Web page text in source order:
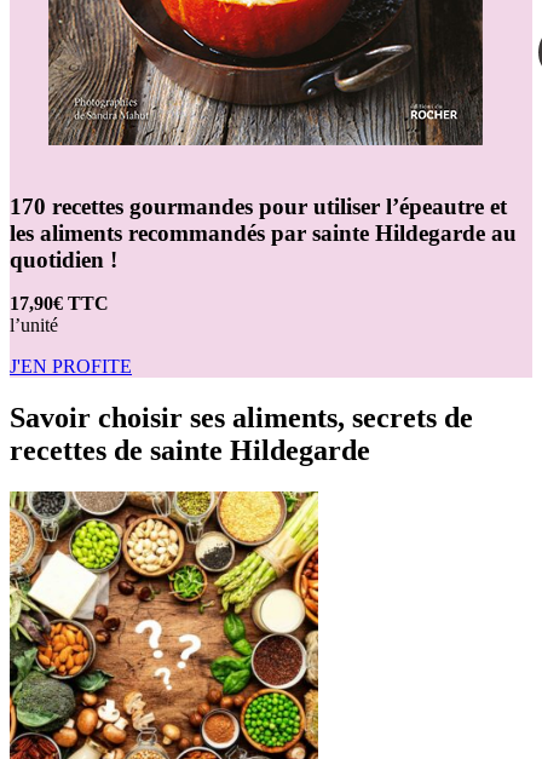
170 recettes gourmandes pour utiliser l’épeautre et
les aliments recommandés par sainte Hildegarde au
quotidien !
17,90€ TTC
l’unité
J'EN PROFITE
Savoir choisir ses aliments, secrets de
recettes de sainte Hildegarde